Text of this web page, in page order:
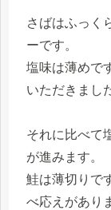
さばはふっく
ーです。
塩味は薄めで
いただきまし
それに比べて
が進みます。
鮭は薄切りで
べ応えがあり